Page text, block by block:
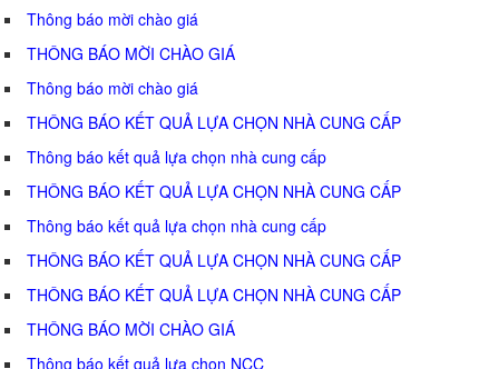
Thông báo mời chào giá
THÔNG BÁO MỜI CHÀO GIÁ
Thông báo mời chào giá
THÔNG BÁO KẾT QUẢ LỰA CHỌN NHÀ CUNG CẤP
Thông báo kết quả lựa chọn nhà cung cấp
THÔNG BÁO KẾT QUẢ LỰA CHỌN NHÀ CUNG CẤP
Thông báo kết quả lựa chọn nhà cung cấp
THÔNG BÁO KẾT QUẢ LỰA CHỌN NHÀ CUNG CẤP
THÔNG BÁO KẾT QUẢ LỰA CHỌN NHÀ CUNG CẤP
THÔNG BÁO MỜI CHÀO GIÁ
Thông báo kết quả lựa chọn NCC